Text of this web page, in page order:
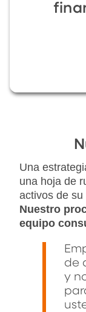
Una
una hoja de
activos de
Nuestro
equipo
de
y